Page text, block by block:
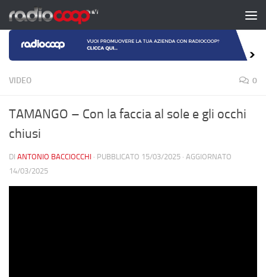
Salta al contenuto
VIDEO 0
TAMANGO – Con la faccia al sole e gli occhi
chiusi
DI ANTONIO BACCIOCCHI · PUBBLICATO 15/03/2025 · AGGIORNATO
14/03/2025